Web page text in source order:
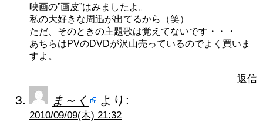
映画の”画皮”はみましたよ。
私の大好きな周迅が出てるから（笑）
ただ、そのときの主題歌は覚えてないです・・・
あちらはPVのDVDが沢山売っているのでよく買いま
すよ。
返信
ま～く より:
2010/09/09(木) 21:32